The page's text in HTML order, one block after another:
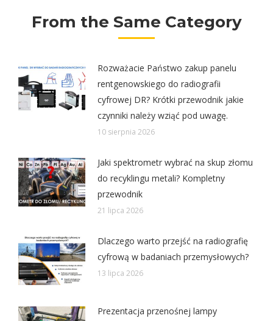
From the Same Category
Rozważacie Państwo zakup panelu
rentgenowskiego do radiografii
cyfrowej DR? Krótki przewodnik jakie
czynniki należy wziąć pod uwagę.
10 sierpnia 2026
Jaki spektrometr wybrać na skup złomu
do recyklingu metali? Kompletny
przewodnik
21 lipca 2026
Dlaczego warto przejść na radiografię
cyfrową w badaniach przemysłowych?
13 lipca 2026
Prezentacja przenośnej lampy